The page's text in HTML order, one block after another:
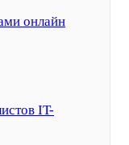
онлайн
IT-